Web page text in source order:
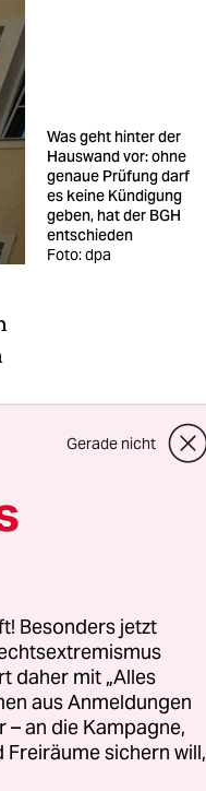
Was geht hinter der
Hauswand vor: ohne
genaue Prüfung darf
es keine Kündigung
geben, hat der BGH
entschieden
Foto: dpa
Gerade nicht
Besonders jetzt
daher mit „Alles
aus Anmeldungen
– an die Kampagne,
sichern will,